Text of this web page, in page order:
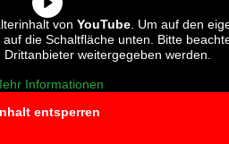
von YouTube. Um auf den
die Schaltfläche unten. Bitte
weitergegeben werden.
Informationen
entsperren